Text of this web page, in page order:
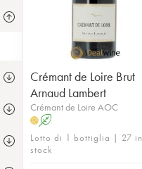
Crémant de Loire Brut
Arnaud Lambert
Crémant de Loire AOC
H A
Lotto di 1 bottiglia | 27 in
stock